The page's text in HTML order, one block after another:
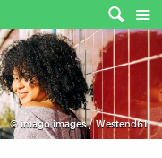
©imago images / Westend61